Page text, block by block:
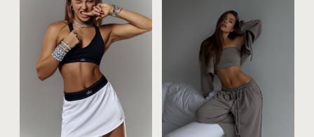
запишитесь
на бесплатную
консультацию